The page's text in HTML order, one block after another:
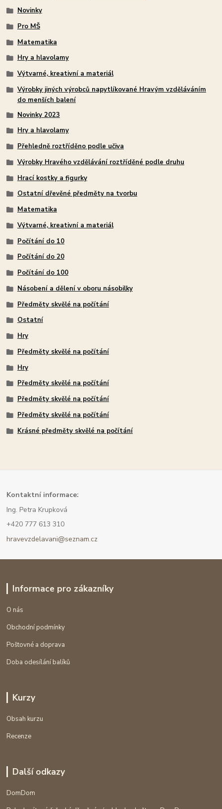
Novinky
Pro MŠ
Matematika
Hry a hlavolamy
Výtvarné, kreativní a materiál
Výrobky jiných výrobců napytlíkované Hravým vzděláváním
do menších balení
Novinky 2023
Hry a hlavolamy
Přehledně roztříděno podle učiva
Výrobky Hravého vzdělávání roztříděné podle druhu
Hrací kostky a figurky
Ostatní dřevěné předměty na tvorbu
Matematika
Výtvarné, kreativní a materiál
Počítání do 10
Počítání do 20
Počítání do 100
Násobení a dělení v oboru násobilky
Předměty skvělé na počítání
Ostatní
Hry
Předměty skvělé na počítání
Hry
Předměty skvělé na počítání
Předměty skvělé na počítání
Předměty skvělé na počítání
Krásné předměty skvělé na počítání
Kontaktní informace:
Ing. Petra Krupková
+420 777 613 310
hravevzdelavani@seznam.cz
Informace pro zákazníky
O nás
Obchodní podmínky
Poštovné a doprava
Doba odesílání balíků
Kurzy
Obsah kurzu
Recenze
Další odkazy
DomDom